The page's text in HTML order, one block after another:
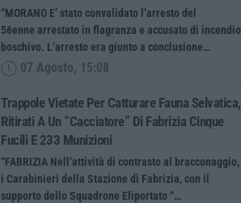
“MORANO E’ stato convalidato l’arresto del
56enne arrestato in flagranza e accusato di incendio
boschivo. L’arresto era giunto a conclusione…
07 Agosto, 15:08
Trappole Vietate Per Catturare Fauna Selvatica,
Ritirati A Un “cacciatore” Di Fabrizia Cinque
Fucili E 233 Munizioni
“FABRIZIA Nell’attività di contrasto al bracconaggio,
i Carabinieri della Stazione di Fabrizia, con il
supporto dello Squadrone Eliportato “…